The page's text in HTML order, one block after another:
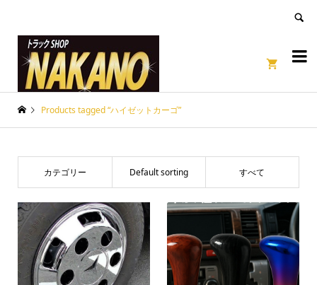


Products tagged “ハイゼットカーゴ”
カテゴリー Default sorting すべて